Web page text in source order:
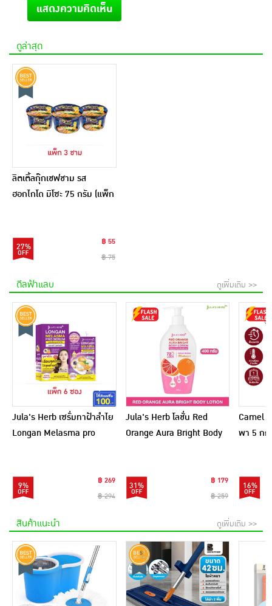
แสดงความคิดเห็น
ดูล่าสุด
ลิตเติ้ลกุ๊กเชฟชาม รส
ฮอกไกโด มิโซะ 75 กรัม (แพ็ก
27%
฿ 55
฿ 75
ดีลฟ้าแลบ ดูเพิ่มเติม >>
Jula's Herb เซรั่มทาฝ้าลำไย
Longan Melasma pro
9%
฿ 269
฿ 294
Jula's Herb โลชั่น Red
Orange Aura Bright Body
31%
฿ 179
฿ 259
Camel
พา 5 กก
16%
สินค้าแนะนำ ดูเพิ่มเติม >>